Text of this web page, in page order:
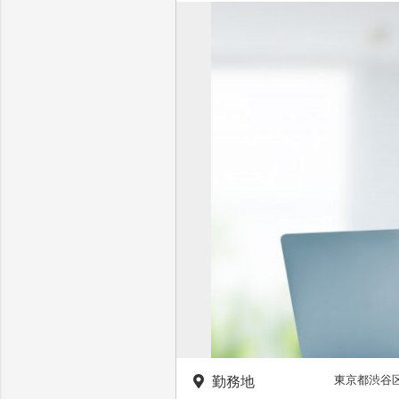
勤務地 東京都渋谷